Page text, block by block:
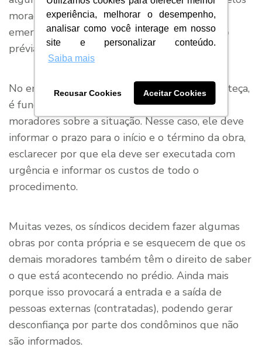
experiência, melhorar o desempenho,
analisar como você interage em nosso
site e personalizar conteúdo.
Saiba mais
Recusar Cookies Aceitar Cookies
moradores em assembleia. Apenas casos
emergenciais podem ser feitos sem aprovação
prévia.
No entanto, mesmo que esse imprevisto aconteça,
é fundamental que o síndico avise os demais
moradores sobre a situação. Nesse caso, ele deve
informar o prazo para o início e o término da obra,
esclarecer por que ela deve ser executada com
urgência e informar os custos de todo o
procedimento.
Muitas vezes, os síndicos decidem fazer algumas
obras por conta própria e se esquecem de que os
demais moradores também têm o direito de saber
o que está acontecendo no prédio. Ainda mais
porque isso provocará a entrada e a saída de
pessoas externas (contratadas), podendo gerar
desconfiança por parte dos condôminos que não
são informados.